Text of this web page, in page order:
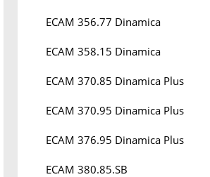
ECAM 356.77 Dinamica
ECAM 358.15 Dinamica
ECAM 370.85 Dinamica Plus
ECAM 370.95 Dinamica Plus
ECAM 376.95 Dinamica Plus
ECAM 380.85.SB